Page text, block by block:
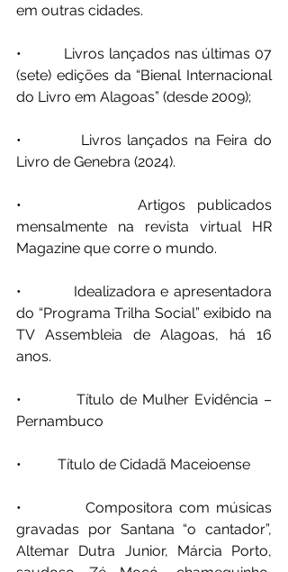
em outras cidades.
•          Livros lançados nas últimas 07
(sete) edições da “Bienal Internacional
do Livro em Alagoas” (desde 2009);
•          Livros lançados na Feira do
Livro de Genebra (2024).
•          Artigos publicados
mensalmente na revista virtual HR
Magazine que corre o mundo.
•          Idealizadora e apresentadora
do “Programa Trilha Social” exibido na
TV Assembleia de Alagoas, há 16
anos.
•          Título de Mulher Evidência –
Pernambuco
•          Título de Cidadã Maceioense
•          Compositora com músicas
gravadas por Santana “o cantador”,
Altemar Dutra Junior, Márcia Porto,